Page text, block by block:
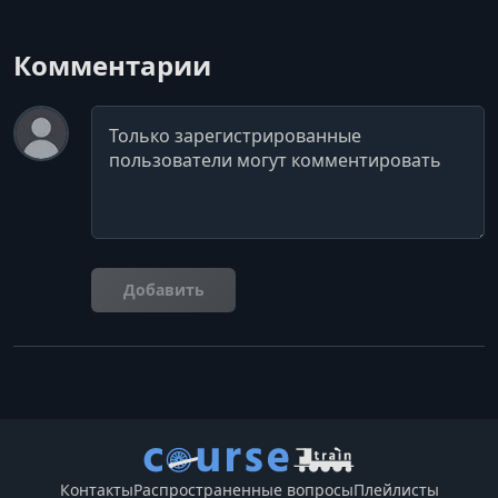
Комментарии
Комментарий
Добавить
КонтактыРаспространенные вопросыПлейлисты